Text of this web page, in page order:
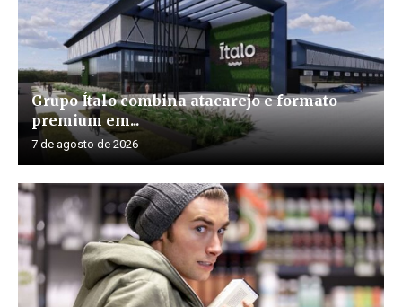
Grupo Ítalo combina atacarejo e formato
premium em...
7 de agosto de 2026